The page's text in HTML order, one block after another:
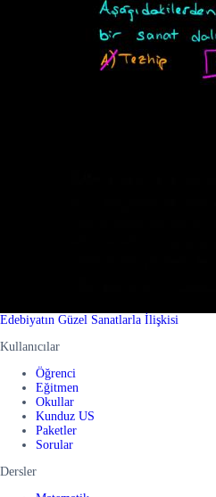
Edebiyatın Güzel Sanatlarla İlişkisi
Kullanıcılar
Öğrenci
Eğitmen
Okullar
Kunduz US
Paketler
Sorular
Dersler